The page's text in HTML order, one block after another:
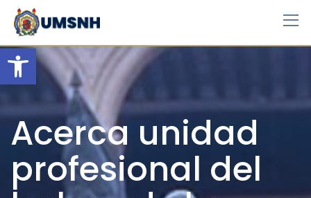
Open toolbar
Skip
content
Acerca unidad
profesional del